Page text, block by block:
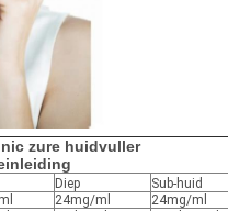
zure huidvuller
Diep
Sub-huid
24mg/ml
24mg/ml